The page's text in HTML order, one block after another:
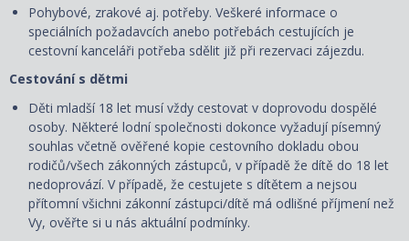
Pohybové, zrakové aj. potřeby. Veškeré informace o
speciálních požadavcích anebo potřebách cestujících je
cestovní kanceláři potřeba sdělit již při rezervaci zájezdu.
Cestování s dětmi
Děti mladší 18 let musí vždy cestovat v doprovodu dospělé
osoby. Některé lodní společnosti dokonce vyžadují písemný
souhlas včetně ověřené kopie cestovního dokladu obou
rodičů/všech zákonných zástupců, v případě že dítě do 18 let
nedoprovází. V případě, že cestujete s dítětem a nejsou
přítomní všichni zákonní zástupci/dítě má odlišné příjmení než
Vy, ověřte si u nás aktuální podmínky.